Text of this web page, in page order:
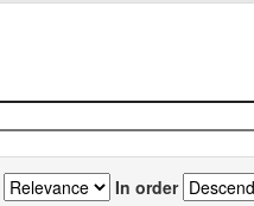
In order